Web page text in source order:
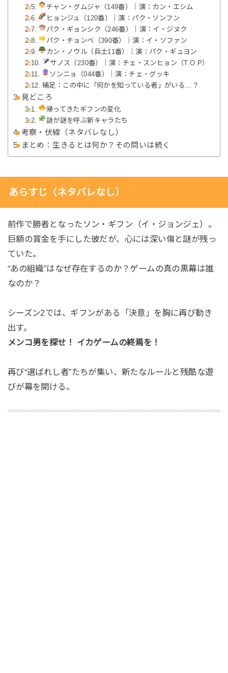
チャン・グムジャ（149番）｜演：カン・エシム
ヒョンジュ（120番）｜演：パク・ソンフン
パク・ギョンシク（246番）｜演：イ・ジヌク
パク・チョンベ（390番）｜演：イ・ソファン
カン・ノウル（兵士11番）｜演：パク・ギュヨン
サノス（230番）｜演：チェ・スンヒョン（T.O.P）
ソンニョ（044番）｜演：チェ・グッキ
補足：この中に「何かを知っている者」がいる…？
見どころ
帰ってきたギフンの変化
謎が謎を呼ぶ新キャラたち
考察・伏線（ネタバレなし）
まとめ：生きるとは何か？その問いは続く
あらすじ（ネタバレなし）
前作で勝者となったソン・ギフン（イ・ジョンジェ）。
巨額の賞金を手にした彼だが、心には深い傷と謎が残っ
ていた。
“あの組織”はなぜ存在するのか？ゲームの真の黒幕は誰
なのか？
シーズン2では、ギフンがある「決意」を胸に再び動き
出す。
メンコ男を探せ！ イカゲームの終焉を！
再び“選ばれし者”たちが集い、新たなルールと残酷な遊
びが幕を開ける。